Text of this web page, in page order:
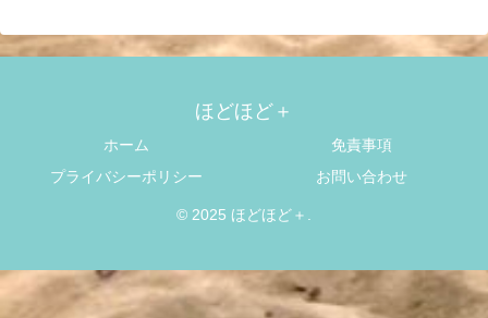
ほどほど＋
ホーム
免責事項
プライバシーポリシー
お問い合わせ
© 2025 ほどほど＋.